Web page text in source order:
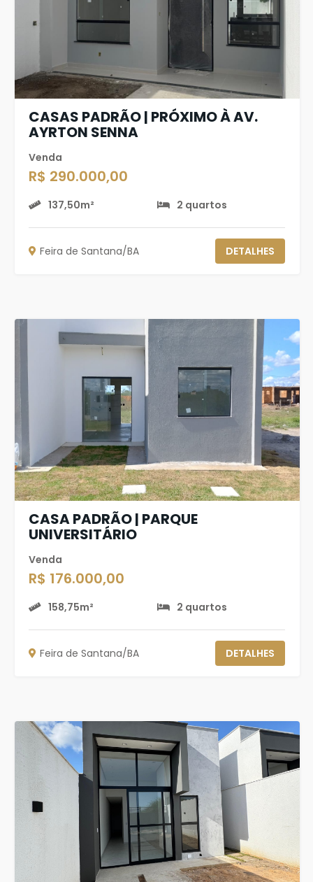
CASAS PADRÃO | PRÓXIMO À AV.
AYRTON SENNA
Venda
R$ 290.000,00
137,50m² 2 quartos
Feira de Santana/BA DETALHES
CASA PADRÃO | PARQUE
UNIVERSITÁRIO
Venda
R$ 176.000,00
158,75m² 2 quartos
Feira de Santana/BA DETALHES